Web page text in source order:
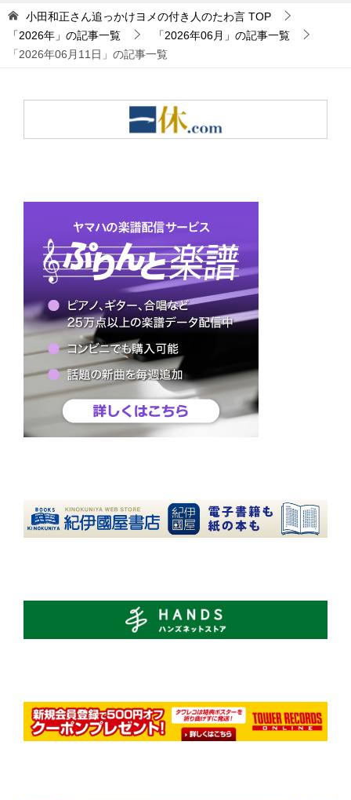
小田和正さん追っかけヨメの付き人のたわ言 TOP
「2026年」の記事一覧
「2026年06月」の記事一覧
「2026年06月11日」の記事一覧